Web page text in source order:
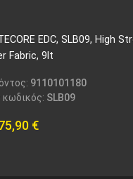
EDC, SLB09, High
Fabric, 9lt
9110101180
κωδικός: SLB09
€